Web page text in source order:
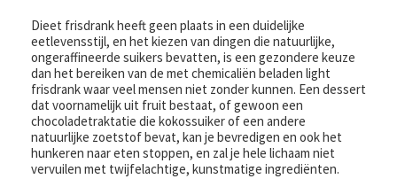
Dieet frisdrank heeft geen plaats in een duidelijke
eetlevensstijl, en het kiezen van dingen die natuurlijke,
ongeraffineerde suikers bevatten, is een gezondere keuze
dan het bereiken van de met chemicaliën beladen light
frisdrank waar veel mensen niet zonder kunnen. Een dessert
dat voornamelijk uit fruit bestaat, of gewoon een
chocoladetraktatie die kokossuiker of een andere
natuurlijke zoetstof bevat, kan je bevredigen en ook het
hunkeren naar eten stoppen, en zal je hele lichaam niet
vervuilen met twijfelachtige, kunstmatige ingrediënten.